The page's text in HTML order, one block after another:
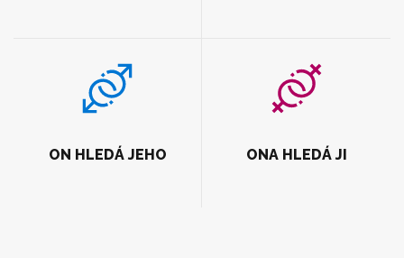
ON HLEDÁ JEHO ONA HLEDÁ JI